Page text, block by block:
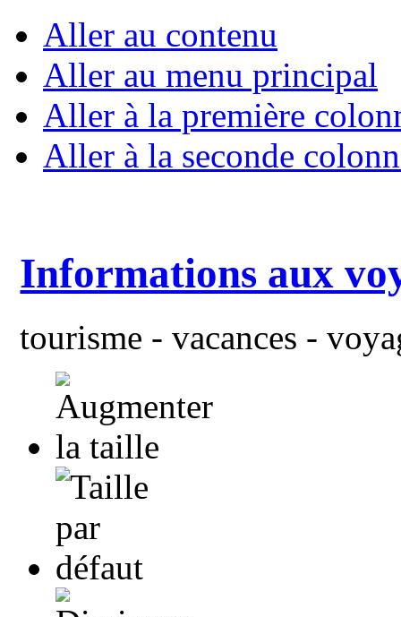
Aller au contenu
Aller au menu principal
Aller à la première
Aller à la seconde
Informations aux
tourisme - vacances -